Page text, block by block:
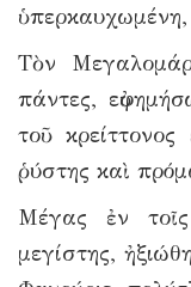
ὑπερκαυχωμένη,
Τὸν
πάντες,
τοῦ κρείττονος
ῥύστης καὶ
Μέγας ἐν τοῖς
μεγίστης,